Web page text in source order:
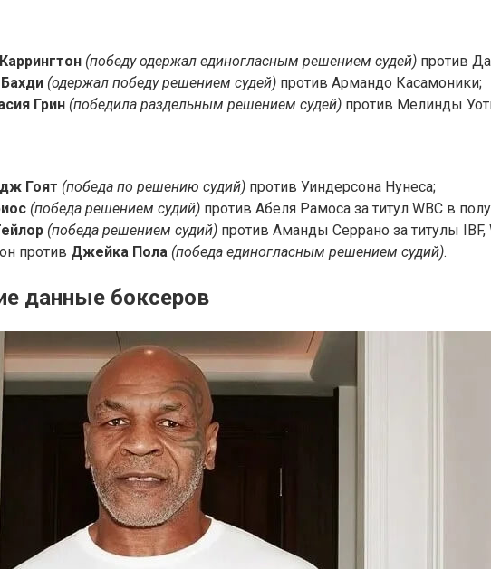
(победу одержал единогласным решением судей) против
(одержал победу решением судей) против Армандо Касамоники;
Грин (победила раздельным решением судей) против Мелинды
Гоят (победа по решению судий) против Уиндерсона Нунеса;
(победа решением судий) против Абеля Рамоса за титул WBC в
(победа решением судий) против Аманды Серрано за титулы
против Джейка Пола (победа единогласным решением судий).
данные боксеров